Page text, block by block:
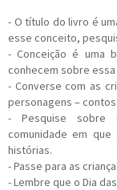
- O título do livro é
esse conceito,
- Conceição é uma
conhecem sobre
- Converse com as
personagens –
- Pesquise sobre
comunidade em
histórias.
- Passe para as
- Lembre que o Dia